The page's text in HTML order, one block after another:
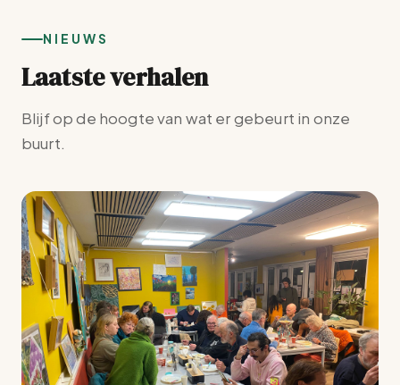
NIEUWS
Laatste verhalen
Blijf op de hoogte van wat er gebeurt in onze
buurt.